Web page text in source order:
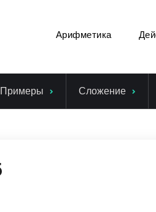
Арифметика
Примеры Сложение